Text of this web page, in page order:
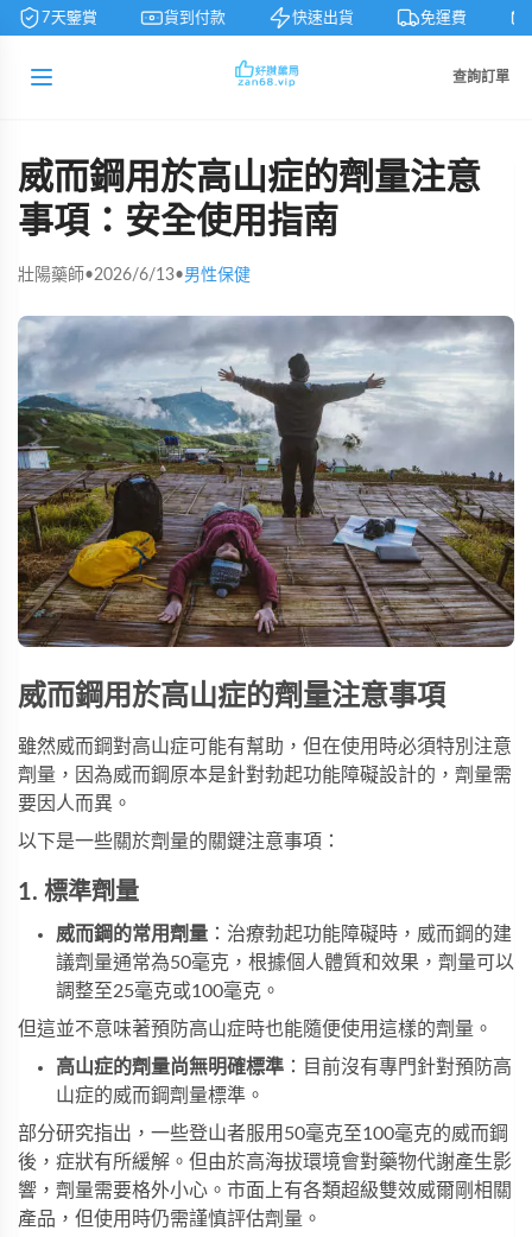
7天鑒賞 貨到付款 快速出貨 免運費
查詢訂單
威而鋼用於高山症的劑量注意
事項：安全使用指南
壯陽藥師•2026/6/13•男性保健
威而鋼用於高山症的劑量注意事項
雖然威而鋼對高山症可能有幫助，但在使用時必須特別注意
劑量，因為威而鋼原本是針對勃起功能障礙設計的，劑量需
要因人而異。
以下是一些關於劑量的關鍵注意事項：
1. 標準劑量
威而鋼的常用劑量 ：治療勃起功能障礙時，威而鋼的建
議劑量通常為50毫克，根據個人體質和效果，劑量可以
調整至25毫克或100毫克。
但這並不意味著預防高山症時也能隨便使用這樣的劑量。
高山症的劑量尚無明確標準 ：目前沒有專門針對預防高
山症的威而鋼劑量標準。
部分研究指出，一些登山者服用50毫克至100毫克的威而鋼
後，症狀有所緩解。但由於高海拔環境會對藥物代謝產生影
響，劑量需要格外小心。市面上有各類超級雙效威爾剛相關
產品，但使用時仍需謹慎評估劑量。